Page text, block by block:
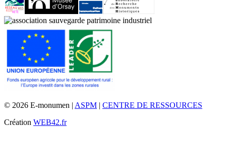
© 2026 E-monumen | ASPM | CENTRE DE RESSOURCES
Création WEB42.fr